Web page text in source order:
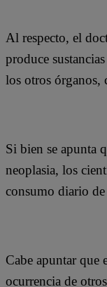
Al respecto, el
produce
los otros órganos,
Si bien se apunta
neoplasia, los
consumo diario
Cabe apuntar que
ocurrencia de